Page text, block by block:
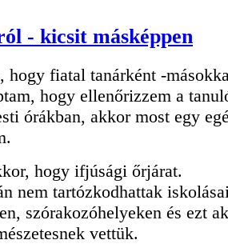
- kicsit másképpen
hogy fiatal tanárként -
hogy ellenőrizzem a
órákban, akkor most egy
hogy ifjúsági őrjárat.
nem tartózkodhattak
szórakozóhelyeken és ezt
vettük.